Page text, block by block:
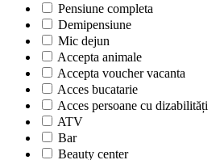
Pensiune completa
Demipensiune
Mic dejun
Accepta animale
Accepta voucher vacanta
Acces bucatarie
Acces persoane cu dizabilități
ATV
Bar
Beauty center